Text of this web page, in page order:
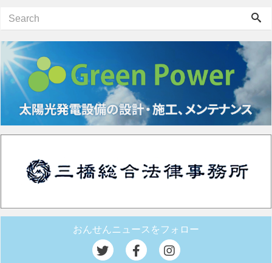
おんせんニュースをフォロー